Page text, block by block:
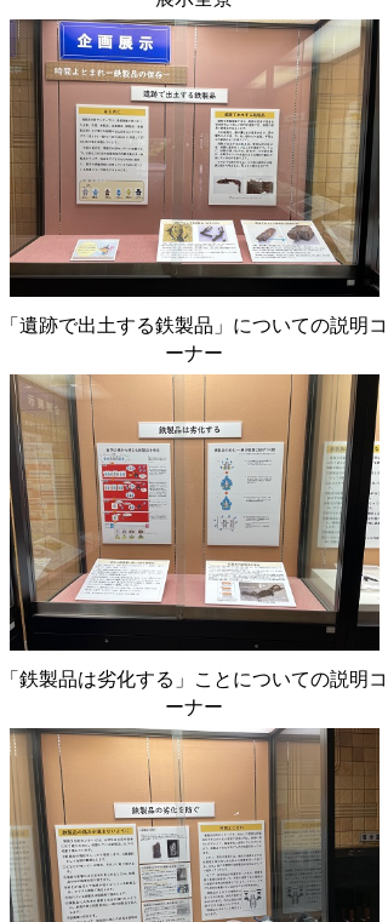
「遺跡で出土する鉄製品」についての説明コ
ーナー
「鉄製品は劣化する」ことについての説明コ
ーナー